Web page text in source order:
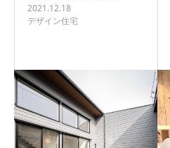
2021.12.18
デザイン住宅